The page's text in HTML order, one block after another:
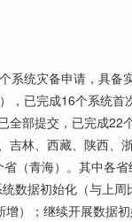
统灾备申请，具备
，已完成16个系统
全部提交，已完成
吉林、西藏、陕西
（青海）。其中各
数据初始化（与上
）；继续开展数据